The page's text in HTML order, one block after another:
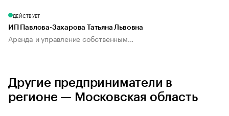
ДЕЙСТВУЕТ
ИП Павлова-Захарова Татьяна Львовна
Аренда и управление собственным...
Другие предприниматели в
регионе — Московская область